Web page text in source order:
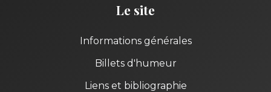
Le site
Informations générales
Billets d'humeur
Liens et bibliographie